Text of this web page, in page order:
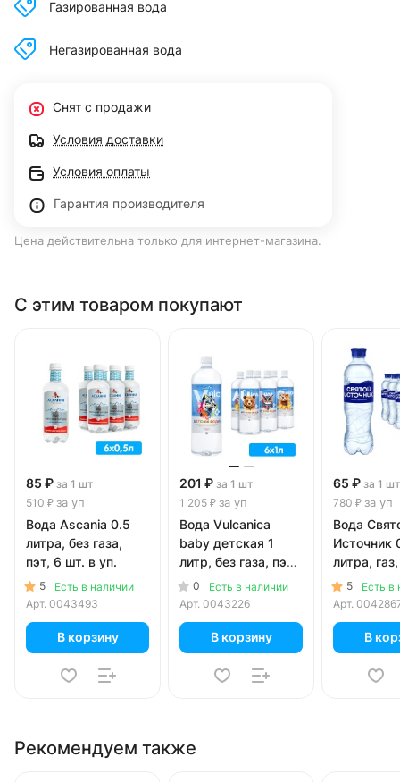
Газированная вода
Негазированная вода
Снят с продажи
Условия доставки
Условия оплаты
Гарантия производителя
Цена действительна только для интернет-магазина.
С этим товаром покупают
85 ₽ за 1 шт
510 ₽ за уп
Вода Ascania 0.5
литра, без газа,
пэт, 6 шт. в уп.
5
Есть в наличии
Арт. 0043493
В корзину
201 ₽ за 1 шт
1 205 ₽ за уп
Вода Vulcanica
baby детская 1
литр, без газа, пэт,
6 шт. в уп.
0
Есть в наличии
Арт. 0043226
В корзину
65 ₽ за 1 шт
780 ₽ за уп
Вода
Источник
литра,
шт. в уп.
5
Есть в
Арт.
В
Рекомендуем также